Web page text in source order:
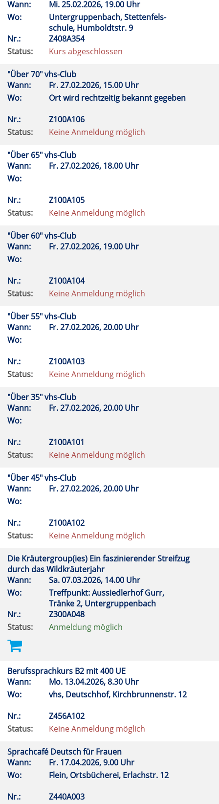
Wann:
Mi.25.02.2026, 19.00 Uhr
Wo:
Untergruppenbach, Stettenfels-
schule, Humboldtstr. 9
Nr.:
Z408A354
Status:
Kurs abgeschlossen
"Über 70" vhs-Club
Wann:
Fr.27.02.2026, 15.00 Uhr
Wo:
Ort wird rechtzeitig bekannt gegeben
Nr.:
Z100A106
Status:
Keine Anmeldung möglich
"Über 65" vhs-Club
Wann:
Fr.27.02.2026, 18.00 Uhr
Wo:
Nr.:
Z100A105
Status:
Keine Anmeldung möglich
"Über 60" vhs-Club
Wann:
Fr.27.02.2026, 19.00 Uhr
Wo:
Nr.:
Z100A104
Status:
Keine Anmeldung möglich
"Über 55" vhs-Club
Wann:
Fr.27.02.2026, 20.00 Uhr
Wo:
Nr.:
Z100A103
Status:
Keine Anmeldung möglich
"Über 35" vhs-Club
Wann:
Fr.27.02.2026, 20.00 Uhr
Wo:
Nr.:
Z100A101
Status:
Keine Anmeldung möglich
"Über 45" vhs-Club
Wann:
Fr.27.02.2026, 20.00 Uhr
Wo:
Nr.:
Z100A102
Status:
Keine Anmeldung möglich
Die Kräutergroup(ies) Ein faszinierender Streifzug
durch das Wildkräuterjahr
Wann:
Sa.07.03.2026, 14.00 Uhr
Wo:
Treffpunkt: Aussiedlerhof Gurr,
Tränke 2, Untergruppenbach
Nr.:
Z300A048
Status:
Anmeldung möglich
Berufssprachkurs B2 mit 400 UE
Wann:
Mo. 13.04.2026, 8.30 Uhr
Wo:
vhs, Deutschhof, Kirchbrunnenstr. 12
Nr.:
Z456A102
Status:
Keine Anmeldung möglich
Sprachcafé Deutsch für Frauen
Wann:
Fr. 17.04.2026, 9.00 Uhr
Wo:
Flein, Ortsbücherei, Erlachstr. 12
Nr.:
Z440A003